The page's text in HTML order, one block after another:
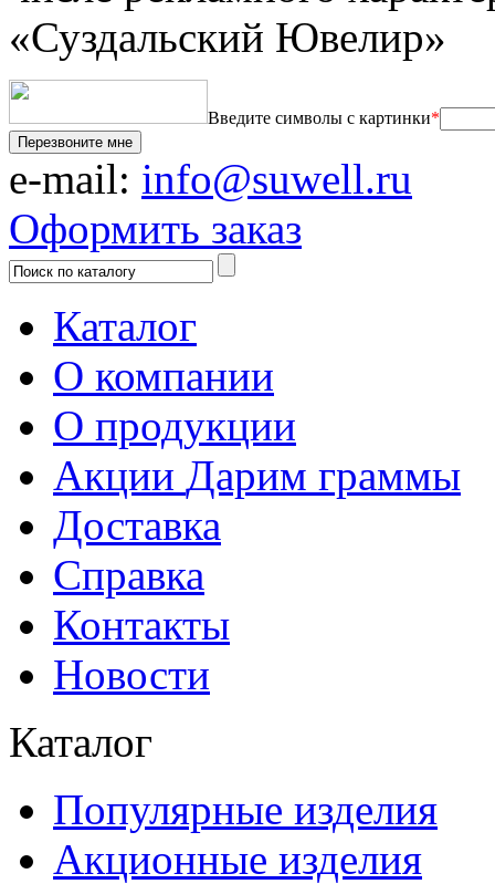
«Суздальский Ювелир»
Введите символы с картинки*
Перезвоните мне
e-mail: info@suwell.ru
Оформить заказ
Каталог
О компании
О продукции
Акции Дарим граммы
Доставка
Справка
Контакты
Новости
Каталог
Популярные изделия
Акционные изделия